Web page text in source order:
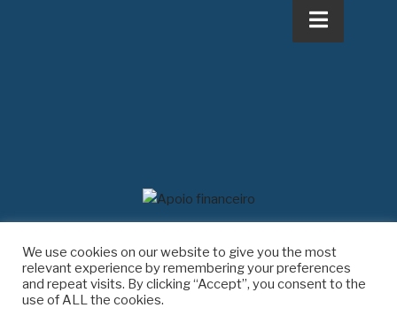
We use cookies on our website to give you the most
relevant experience by remembering your preferences
and repeat visits. By clicking “Accept”, you consent to the
use of ALL the cookies.